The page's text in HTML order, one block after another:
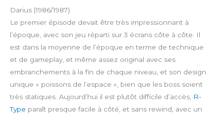
Darius (1986/1987)
Le premier épisode devait être très impressionnant à
l’époque, avec son jeu réparti sur 3 écrans côte à côte. Il
est dans la moyenne de l’époque en terme de technique
et de gameplay, et même assez original avec ses
embranchements à la fin de chaque niveau, et son design
unique « poissons de l’espace », bien que les boss soient
très statiques. Aujourd’hui il est plutôt difficile d’accès, R-
Type paraît presque facile à côté, et sans rewind, avec un